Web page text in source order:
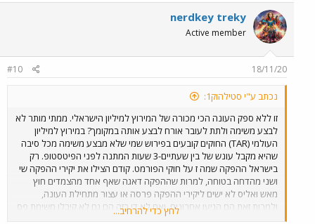
nerdkey treky
Active member
18/11/20
#10
נכתב ע"י סטילהוק1:
זו ללא ספק העונה הכי מכורה של המירוץ למיליון הישראלי. ממתי מותר לא
לבצע משימה ולתת לעובר אורח לבצע אותה במקומך? במירוץ למיליון
העולמי (TAR) החוקים קובעים בפירוש שמי שלא מבצע משימה מכל סיבה
שהיא מקבל עונש של בין שעתיים-3 שעות המתנה לפני הפיטסטופ. רק
בישראל ההפקה שמה ז על חוקי הפורמט. קודם הצילו את יקירי ההפקה שי
ושני מהדחה בטוחה, למרות שההפקה דאגה שאף אחד מהצמדים חוץ
מאש ואליס לא ישים ליקירי ההפקה פרסה או עצור מתחילת העונה,
ולמרות זאת הם הגיעו אחרונים, ואם לא די בזה הם גם לא קיבלו משימת פס
לחץ כדי להרחיב...